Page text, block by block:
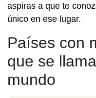
aspiras a que te
único en ese lugar.
Países con
que se
mundo